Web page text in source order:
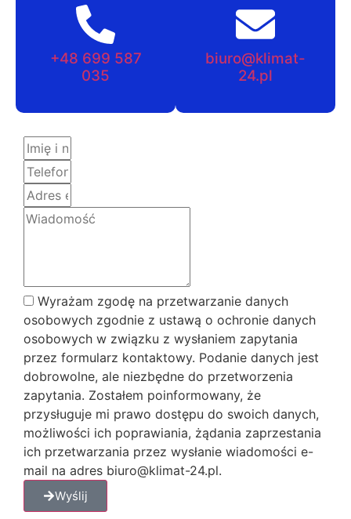
+48 699 587
035
biuro@klimat-
24.pl
Wyrażam zgodę na przetwarzanie danych
osobowych zgodnie z ustawą o ochronie danych
osobowych w związku z wysłaniem zapytania
przez formularz kontaktowy. Podanie danych jest
dobrowolne, ale niezbędne do przetworzenia
zapytania. Zostałem poinformowany, że
przysługuje mi prawo dostępu do swoich danych,
możliwości ich poprawiania, żądania zaprzestania
ich przetwarzania przez wysłanie wiadomości e-
mail na adres biuro@klimat-24.pl.
Wyślij